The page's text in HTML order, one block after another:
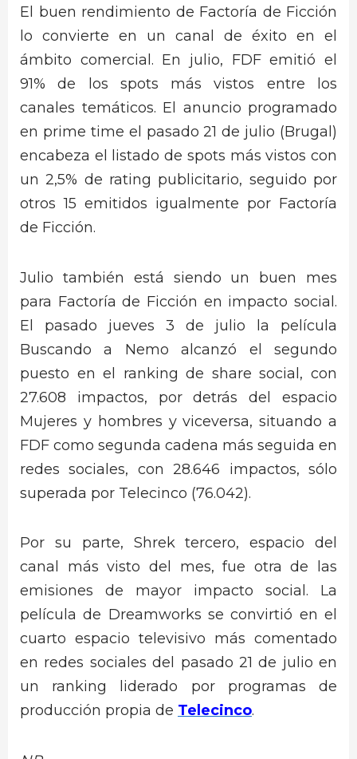
El buen rendimiento de Factoría de Ficción
lo convierte en un canal de éxito en el
ámbito comercial. En julio, FDF emitió el
91% de los spots más vistos entre los
canales temáticos. El anuncio programado
en prime time el pasado 21 de julio (Brugal)
encabeza el listado de spots más vistos con
un 2,5% de rating publicitario, seguido por
otros 15 emitidos igualmente por Factoría
de Ficción.
Julio también está siendo un buen mes
para Factoría de Ficción en impacto social.
El pasado jueves 3 de julio la película
Buscando a Nemo alcanzó el segundo
puesto en el ranking de share social, con
27.608 impactos, por detrás del espacio
Mujeres y hombres y viceversa, situando a
FDF como segunda cadena más seguida en
redes sociales, con 28.646 impactos, sólo
superada por Telecinco (76.042).
Por su parte, Shrek tercero, espacio del
canal más visto del mes, fue otra de las
emisiones de mayor impacto social. La
película de Dreamworks se convirtió en el
cuarto espacio televisivo más comentado
en redes sociales del pasado 21 de julio en
un ranking liderado por programas de
producción propia de Telecinco.